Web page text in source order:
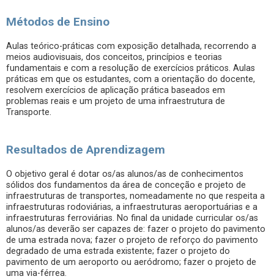
Métodos de Ensino
Aulas teórico-práticas com exposição detalhada, recorrendo a
meios audiovisuais, dos conceitos, princípios e teorias
fundamentais e com a resolução de exercícios práticos. Aulas
práticas em que os estudantes, com a orientação do docente,
resolvem exercícios de aplicação prática baseados em
problemas reais e um projeto de uma infraestrutura de
Transporte.
Resultados de Aprendizagem
O objetivo geral é dotar os/as alunos/as de conhecimentos
sólidos dos fundamentos da área de conceção e projeto de
infraestruturas de transportes, nomeadamente no que respeita a
infraestruturas rodoviárias, a infraestruturas aeroportuárias e a
infraestruturas ferroviárias. No final da unidade curricular os/as
alunos/as deverão ser capazes de: fazer o projeto do pavimento
de uma estrada nova; fazer o projeto de reforço do pavimento
degradado de uma estrada existente; fazer o projeto do
pavimento de um aeroporto ou aeródromo; fazer o projeto de
uma via-férrea.